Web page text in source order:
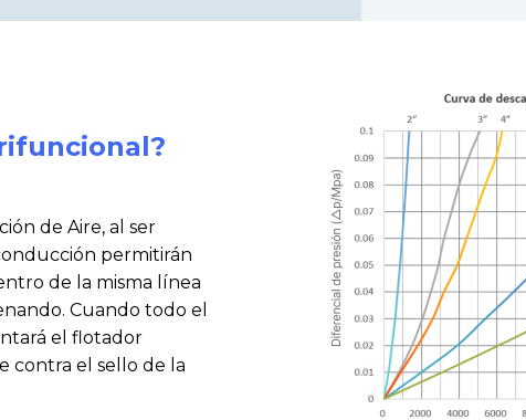
de Aire, al ser
permitirán
de la misma línea
Cuando todo el
el flotador
contra el sello de la